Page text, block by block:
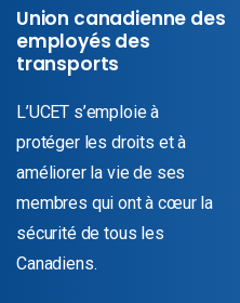
Union canadienne des
employés des
transports
L’UCET s’emploie à
protéger les droits et à
améliorer la vie de ses
membres qui ont à cœur la
sécurité de tous les
Canadiens.